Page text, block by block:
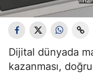
Dijital dünyada
kazanması,